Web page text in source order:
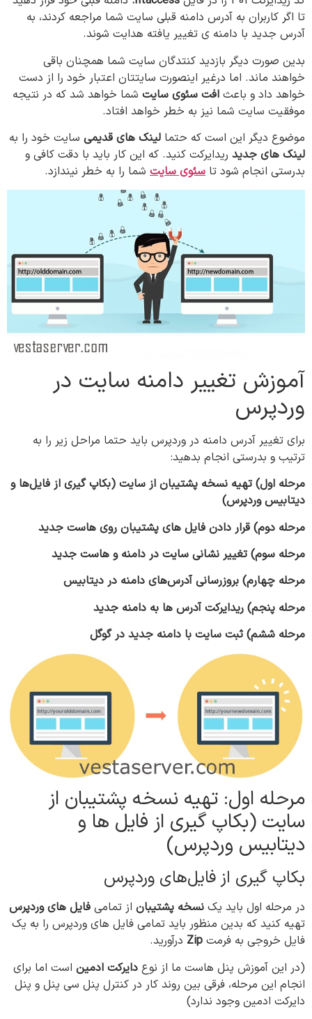
تا اگر کاربران به آدرس دامنه قبلی سایت شما مراجعه کردند، به
آدرس جدید با دامنه ی تغییر یافته هدایت شوند.
بدین صورت دیگر بازدید کنتدگان سایت شما همچنان باقی
خواهند ماند. اما درغیر اینصورت سایتتان اعتبار خود را از دست
خواهد داد و باعث افت سئوی سایت شما خواهد شد که در نتیجه
موفقیت سایت شما نیز به خطر خواهد افتاد.
موضوع دیگر این است که حتما لینک های قدیمی سایت خود را به
لینک های جدید ریدایرکت کنید. که این کار باید با دقت کافی و
بدرستی انجام شود تا سئوی سایت شما را به خطر نیندازد.
آموزش تغییر دامنه سایت در
وردپرس
برای تغییر آدرس دامنه در وردپرس باید حتما مراحل زیر را به
ترتیب و بدرستی انجام بدهید:
مرحله اول) تهیه نسخه پشتیبان از سایت (بکاپ گیری از فایل‌ها و
دیتابیس وردپرس)
مرحله دوم) قرار دادن فایل های پشتیبان روی هاست جدید
مرحله سوم) تغییر نشانی سایت در دامنه و هاست جدید
مرحله چهارم) بروزرسانی آدرس‌های دامنه در دیتابیس
مرحله پنجم) ریدایرکت آدرس ها به دامنه جدید
مرحله ششم) ثبت سایت با دامنه جدید در گوگل
مرحله اول: تهیه نسخه پشتیبان از
سایت (بکاپ گیری از فایل ها و
دیتابیس وردپرس)
بکاپ گیری از فایل‌های وردپرس
در مرحله اول باید یک نسخه پشتیبان از تمامی فایل های وردپرس
تهیه کنید که بدین منظور باید تمامی فایل های وردپرس را به یک
فایل خروجی به فرمت Zip درآورید.
(در این آموزش پنل هاست ما از نوع دایرکت ادمین است اما برای
انجام این مرحله، فرقی بین روند کار در کنترل پنل سی پنل و پنل
دایرکت ادمین وجود ندارد)